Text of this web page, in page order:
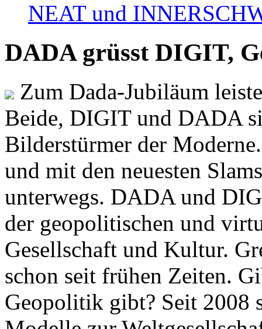
NEAT und
DADA grüsst DIGIT,
Zum Dada-Jubiläum
Beide, DIGIT und DADA
Bilderstürmer der
und mit den neuesten
unterwegs. DADA und
der geopolitischen und
Gesellschaft und Kultur.
schon seit frühen Zeiten.
Geopolitik gibt? Seit 2008